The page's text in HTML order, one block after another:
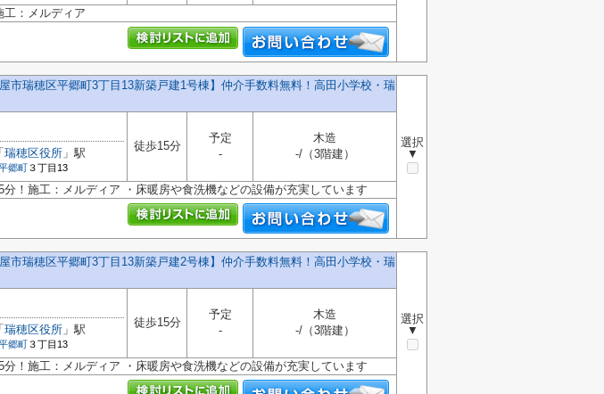
工：メルディア
屋市瑞穂区平郷町3丁目13新築戸建1号棟】仲介手数料無料！高田小学校・瑞
選択
▼
「 瑞穂区役所 」駅
郷町３丁目13
徒歩15分
予定
-
木造
-/（3階建）
！施工：メルディア ・床暖房や食洗機などの設備が充実しています
屋市瑞穂区平郷町3丁目13新築戸建2号棟】仲介手数料無料！高田小学校・瑞
選択
▼
「 瑞穂区役所 」駅
郷町３丁目13
徒歩15分
予定
-
木造
-/（3階建）
！施工：メルディア ・床暖房や食洗機などの設備が充実しています